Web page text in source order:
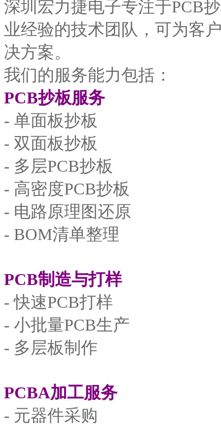
深圳宏力捷电子专注于PCB
业经验的技术团队，可为客
决方案。
我们的服务能力包括：
PCB抄板服务
- 单面板抄板
- 双面板抄板
- 多层PCB抄板
- 高密度PCB抄板
- 电路原理图还原
- BOM清单整理
PCB制造与打样
- 快速PCB打样
- 小批量PCB生产
- 多层板制作
PCBA加工服务
- 元器件采购